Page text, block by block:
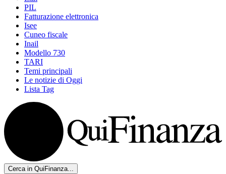
PIL
Fatturazione elettronica
Isee
Cuneo fiscale
Inail
Modello 730
TARI
Temi principali
Le notizie di Oggi
Lista Tag
Cerca in QuiFinanza...